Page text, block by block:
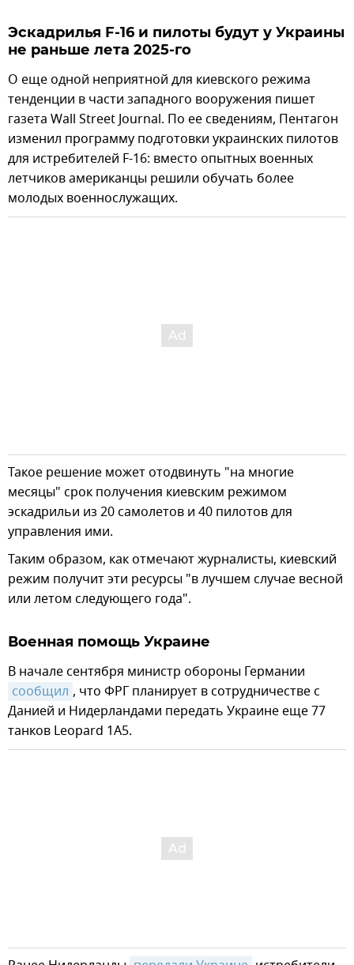
Эскадрилья F-16 и пилоты будут у Украины
не раньше лета 2025-го
О еще одной неприятной для киевского режима
тенденции в части западного вооружения пишет
газета Wall Street Journal. По ее сведениям, Пентагон
изменил программу подготовки украинских пилотов
для истребителей F-16: вместо опытных военных
летчиков американцы решили обучать более
молодых военнослужащих.
Такое решение может отодвинуть "на многие
месяцы" срок получения киевским режимом
эскадрильи из 20 самолетов и 40 пилотов для
управления ими.
Таким образом, как отмечают журналисты, киевский
режим получит эти ресурсы "в лучшем случае весной
или летом следующего года".
Военная помощь Украине
В начале сентября министр обороны Германии
сообщил , что ФРГ планирует в сотрудничестве с
Данией и Нидерландами передать Украине еще 77
танков Leopard 1A5.